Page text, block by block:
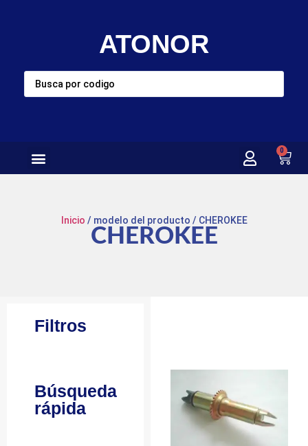
ATONOR
0
Inicio / modelo del producto / CHEROKEE
CHEROKEE
Filtros
Búsqueda
rápida